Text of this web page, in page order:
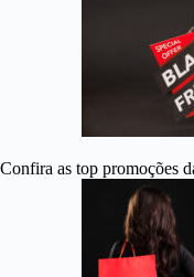
Confira as top promoções